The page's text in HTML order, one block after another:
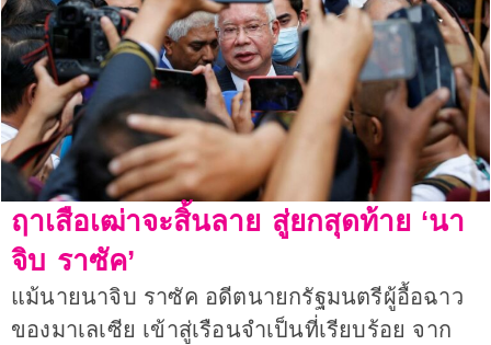
ฤาเสือเฒ่าจะสิ้นลาย สู่ยกสุดท้าย ‘นา
จิบ ราซัค’
แม้นายนาจิบ ราซัค อดีตนายกรัฐมนตรีผู้อื้อฉาว
ของมาเลเซีย เข้าสู่เรือนจำเป็นที่เรียบร้อย จาก